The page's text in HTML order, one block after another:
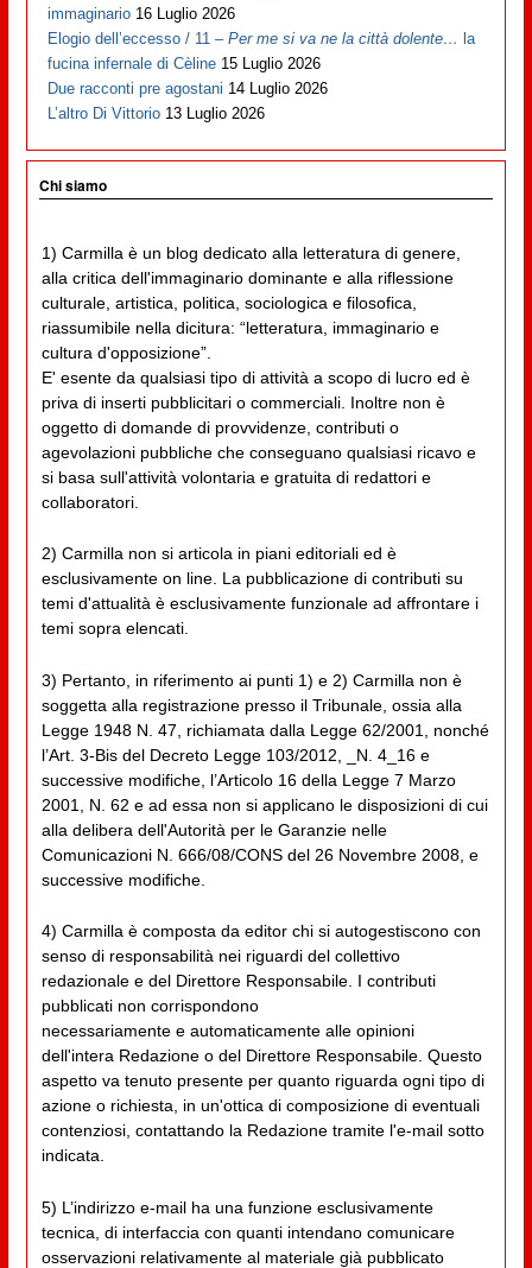
immaginario 16 Luglio 2026
Elogio dell’eccesso / 11 –Per me si va ne la città dolente… la
fucina infernale di Cèline 15 Luglio 2026
Due racconti pre agostani 14 Luglio 2026
L’altro Di Vittorio 13 Luglio 2026
Chi siamo
1) Carmilla è un blog dedicato alla letteratura di genere,
alla critica dell'immaginario dominante e alla riflessione
culturale, artistica, politica, sociologica e filosofica,
riassumibile nella dicitura: “letteratura, immaginario e
cultura d'opposizione”.
E' esente da qualsiasi tipo di attività a scopo di lucro ed è
priva di inserti pubblicitari o commerciali. Inoltre non è
oggetto di domande di provvidenze, contributi o
agevolazioni pubbliche che conseguano qualsiasi ricavo e
si basa sull'attività volontaria e gratuita di redattori e
collaboratori.
2) Carmilla non si articola in piani editoriali ed è
esclusivamente on line. La pubblicazione di contributi su
temi d'attualità è esclusivamente funzionale ad affrontare i
temi sopra elencati.
3) Pertanto, in riferimento ai punti 1) e 2) Carmilla non è
soggetta alla registrazione presso il Tribunale, ossia alla
Legge 1948 N. 47, richiamata dalla Legge 62/2001, nonché
l’Art. 3-Bis del Decreto Legge 103/2012, _N. 4_16 e
successive modifiche, l’Articolo 16 della Legge 7 Marzo
2001, N. 62 e ad essa non si applicano le disposizioni di cui
alla delibera dell'Autorità per le Garanzie nelle
Comunicazioni N. 666/08/CONS del 26 Novembre 2008, e
successive modifiche.
4) Carmilla è composta da editor chi si autogestiscono con
senso di responsabilità nei riguardi del collettivo
redazionale e del Direttore Responsabile. I contributi
pubblicati non corrispondono
necessariamente e automaticamente alle opinioni
dell'intera Redazione o del Direttore Responsabile. Questo
aspetto va tenuto presente per quanto riguarda ogni tipo di
azione o richiesta, in un'ottica di composizione di eventuali
contenziosi, contattando la Redazione tramite l'e-mail sotto
indicata.
5) L’indirizzo e-mail ha una funzione esclusivamente
tecnica, di interfaccia con quanti intendano comunicare
osservazioni relativamente al materiale già pubblicato